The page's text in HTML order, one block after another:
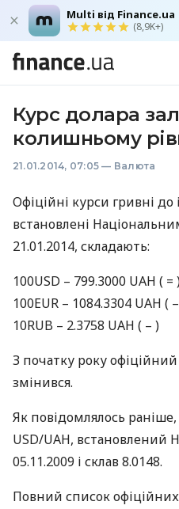
Multi від Finance.ua
(8,9K+)
Курс долара
колишньому
21.01.2014, 07:05 — Валюта
Офіційні курси гривні
встановлені
21.01.2014, складають:
100USD – 799.3000 UAH ( =
100EUR – 1084.3304 UAH (
10RUB – 2.3758 UAH ( – )
З початку року
змінився.
Як повідомлялось
USD/UAH, встановлений
05.11.2009 і склав 8.0148.
Повний список